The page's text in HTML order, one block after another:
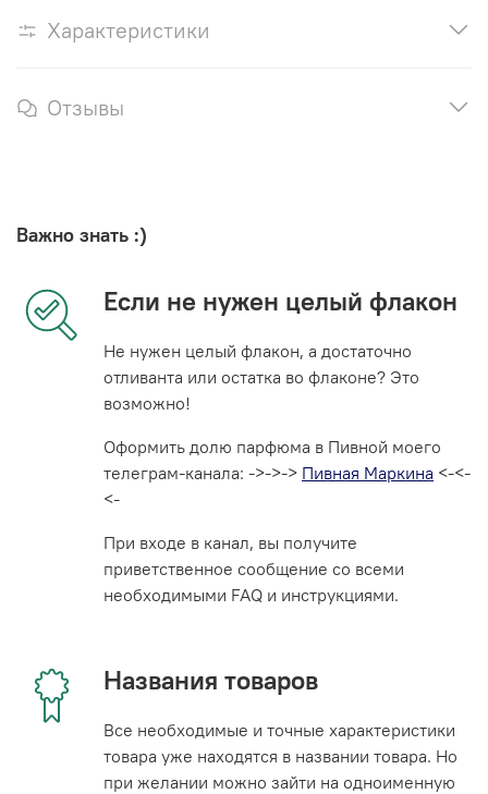
Характеристики
Отзывы
Важно знать :)
Если не нужен целый флакон
Не нужен целый флакон, а достаточно
отливанта или остатка во флаконе? Это
возможно!
Оформить долю парфюма в Пивной моего
телеграм-канала: ->->-> Пивная Маркина <-<-
<-
При входе в канал, вы получите
приветственное сообщение со всеми
необходимыми FAQ и инструкциями.
Названия товаров
Все необходимые и точные характеристики
товара уже находятся в названии товара. Но
при желании можно зайти на одноименную